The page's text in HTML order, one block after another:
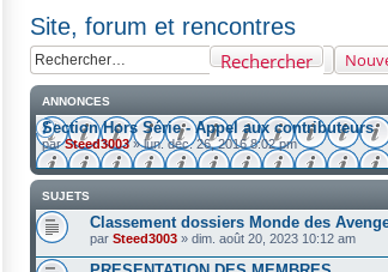
Site, forum et rencontres
Rechercher
ANNONCES
Section Hors Série - Appel aux contributeurs
parSteed3003»lun. déc. 26, 2016 8:02 pm
SUJETS
Classement dossiers Monde des
par Steed3003 » dim. août 20, 2023 10:12 am